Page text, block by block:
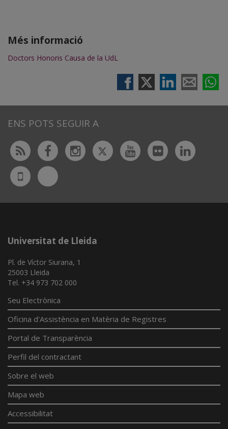
Més informació
Doctors Honoris Causa de la UdL
ENS POTS SEGUIR A
Rss FacebookInstagram
TwitterYoutubeFlickr
UdL
App
Bluesky
Universitat de Lleida
Pl. de Víctor Siurana, 1
25003 Lleida
Tel. +34 973 702 000
Seu Electrònica
Oficina d'Assistència en Matèria de Registres
Portal de Transparència
Perfil del contractant
Sobre el web
Mapa web
Accessibilitat